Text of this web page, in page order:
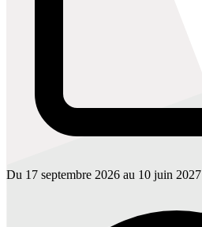
Du 17 septembre 2026 au 10 juin 2027